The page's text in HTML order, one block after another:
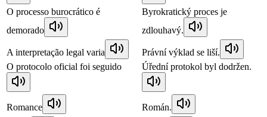
O processo burocrático é
demorado
Byrokratický proces je
zdlouhavý.
A interpretação legal varia
Právní výklad se liší.
O protocolo oficial foi seguido
Úřední protokol byl dodržen.
Romance Román.